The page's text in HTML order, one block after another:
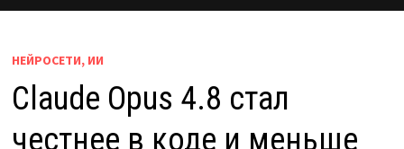
НЕЙРОСЕТИ, ИИ
Claude Opus 4.8 стал
честнее в коде и меньше